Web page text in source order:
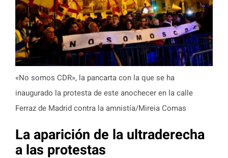
«No somos CDR», la pancarta con la que se ha
inaugurado la protesta de este anochecer en la calle
Ferraz de Madrid contra la amnistía/Mireia Comas
La aparición de la ultraderecha
a las protestas